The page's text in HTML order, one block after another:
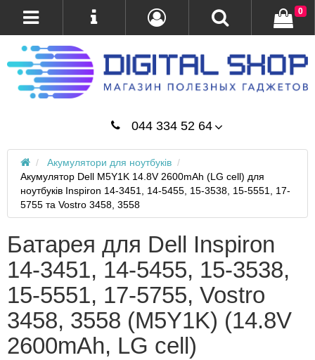
044 334 52 64
0
Акумулятори для ноутбуків
Акумулятор Dell M5Y1K 14.8V 2600mAh (LG cell) для
ноутбуків Inspiron 14-3451, 14-5455, 15-3538, 15-5551, 17-
5755 та Vostro 3458, 3558
Батарея для Dell Inspiron
14-3451, 14-5455, 15-3538,
15-5551, 17-5755, Vostro
3458, 3558 (M5Y1K) (14.8V
2600mAh, LG cell)